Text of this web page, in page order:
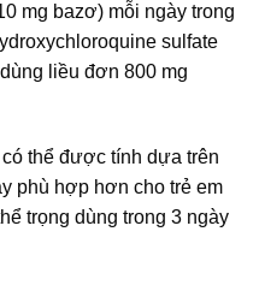
mg bazơ) mỗi ngày trong
sulfate
liều đơn 800 mg
thể được tính dựa trên
phù hợp hơn cho trẻ em
trọng dùng trong 3 ngày